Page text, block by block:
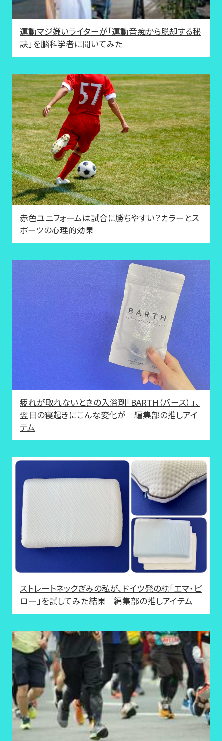
運動マジ嫌いライターが「運動音痴から脱却する秘
訣」を脳科学者に聞いてみた
赤色ユニフォームは試合に勝ちやすい？カラーとス
ポーツの心理的効果
疲れが取れないときの入浴剤「BARTH（バース）」、
翌日の寝起きにこんな変化が｜編集部の推しアイ
テム
ストレートネックぎみの私が、ドイツ発の枕「エマ・ピ
ロー」を試してみた結果｜編集部の推しアイテム